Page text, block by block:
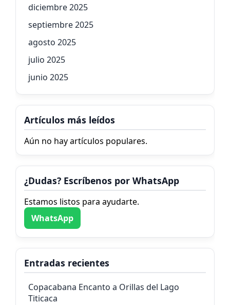
diciembre 2025
septiembre 2025
agosto 2025
julio 2025
junio 2025
Artículos más leídos
Aún no hay artículos populares.
¿Dudas? Escríbenos por WhatsApp
Estamos listos para ayudarte.
WhatsApp
Entradas recientes
Copacabana Encanto a Orillas del Lago
Titicaca